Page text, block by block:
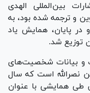
بین‌المللی الهدی
و ترجمه شده بود، به
پایان، همایش یاد
توزیع شد.
و بیانات شخصیت‌های
نصرالله است که سال
طی همایشی با عنوان